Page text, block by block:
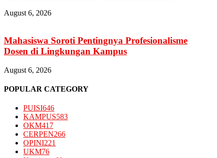
August 6, 2026
Mahasiswa Soroti Pentingnya Profesionalisme
Dosen di Lingkungan Kampus
August 6, 2026
POPULAR CATEGORY
PUISI646
KAMPUS583
OKM417
CERPEN266
OPINI221
UKM76